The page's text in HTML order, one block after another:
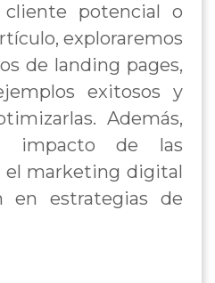
potencial o
exploraremos
de landing pages,
exitosos y
Además,
impacto de las
el marketing digital
en estrategias de